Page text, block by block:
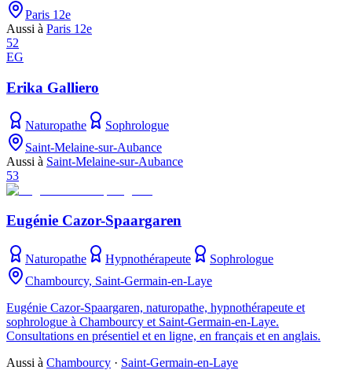
Paris 12e
Aussi à Paris 12e
52
EG
Erika Galliero
Naturopathe
Sophrologue
Saint-Melaine-sur-Aubance
Aussi à Saint-Melaine-sur-Aubance
53
Eugénie Cazor-Spaargaren
Naturopathe Hypnothérapeute
Sophrologue
Chambourcy, Saint-Germain-en-Laye
Eugénie Cazor-Spaargaren, naturopathe, hypnothérapeute et
sophrologue à Chambourcy et Saint-Germain-en-Laye.
Consultations en présentiel et en ligne, en français et en anglais.
Aussi à Chambourcy · Saint-Germain-en-Laye